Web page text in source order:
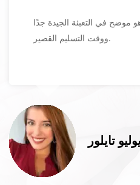
موضح في التعبئة الجيدة جدًا
ووقت التسليم القصير.
تايلور